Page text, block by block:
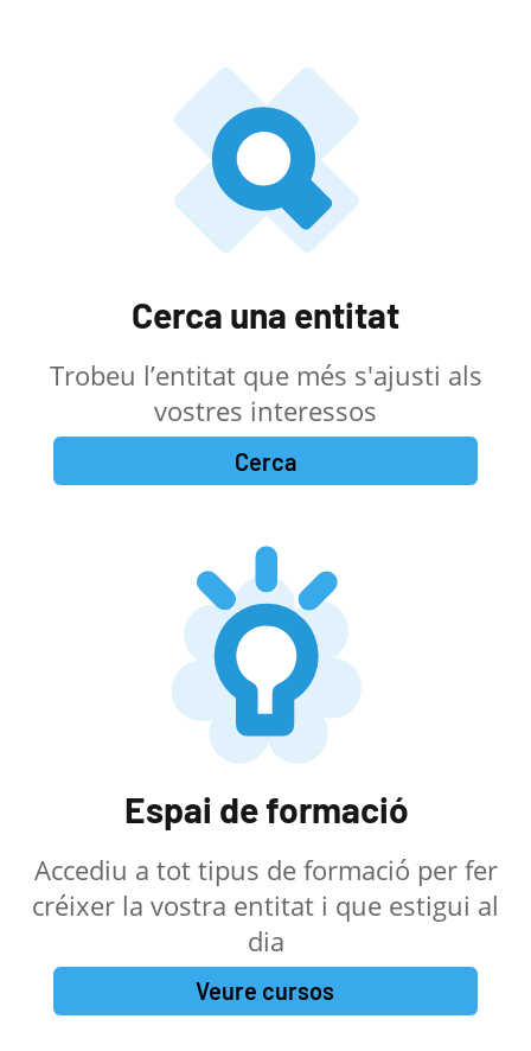
Cerca una entitat
Trobeu l’entitat que més s'ajusti als
vostres interessos
Cerca
Espai de formació
Accediu a tot tipus de formació per fer
créixer la vostra entitat i que estigui al
dia
Veure cursos